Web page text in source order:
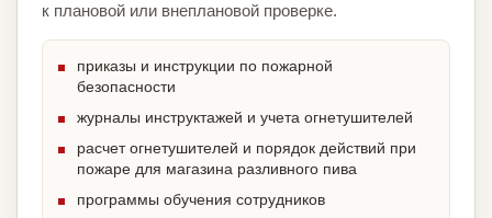
к плановой или внеплановой проверке.
приказы и инструкции по пожарной
безопасности
журналы инструктажей и учета огнетушителей
расчет огнетушителей и порядок действий при
пожаре для магазина разливного пива
программы обучения сотрудников